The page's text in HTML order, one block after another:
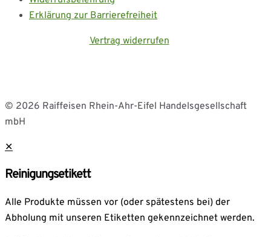
Erklärung zur Barrierefreiheit
Vertrag widerrufen
© 2026 Raiffeisen Rhein-Ahr-Eifel Handelsgesellschaft
mbH
✕
Reinigungsetikett
Alle Produkte müssen vor (oder spätestens bei) der
Abholung mit unseren Etiketten gekennzeichnet werden.